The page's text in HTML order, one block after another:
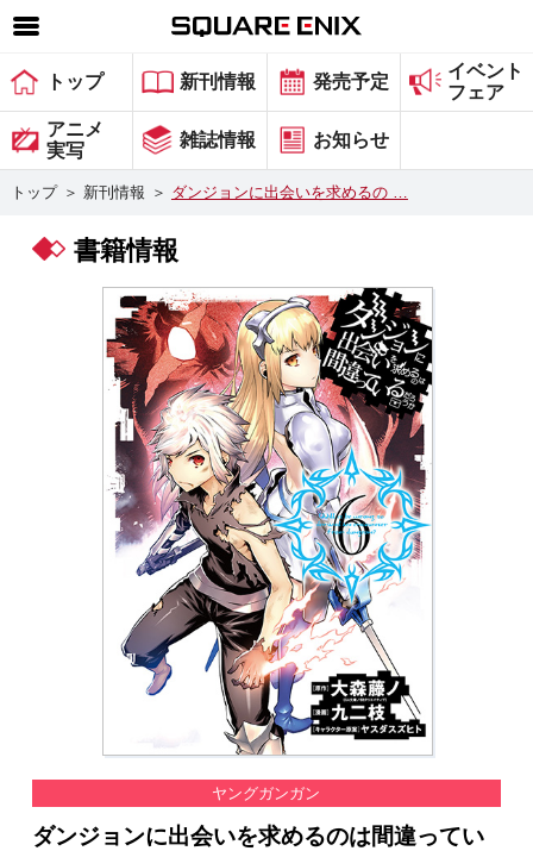
SQUARE ENIX 公式サイトメニュー
ゲーム
マガジン＆ブックス
グッズ
会社情報 採用情報
スクウェア・エニックス サイト内検索
トップ 新刊情報 発売予定
イベント
フェア
アニメ
実写
雑誌情報 お知らせ
トップ ＞ 新刊情報 ＞ ダンジョンに出会いを求めるの …
書籍情報
ヤングガンガン
ダンジョンに出会いを求めるのは間違ってい